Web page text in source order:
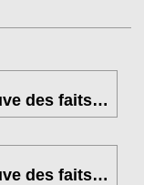
La vaccination à l’épreuve des faits (2)
La vaccination à l’épreuve des faits (1)